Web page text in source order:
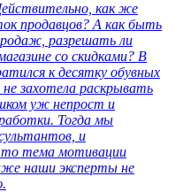
как же
продавцов? А как быть
разрешать ли
со скидками? В
к десятку обувных
захотела раскрывать
уж непрост и
Тогда мы
и
тема мотивации
наши эксперты не